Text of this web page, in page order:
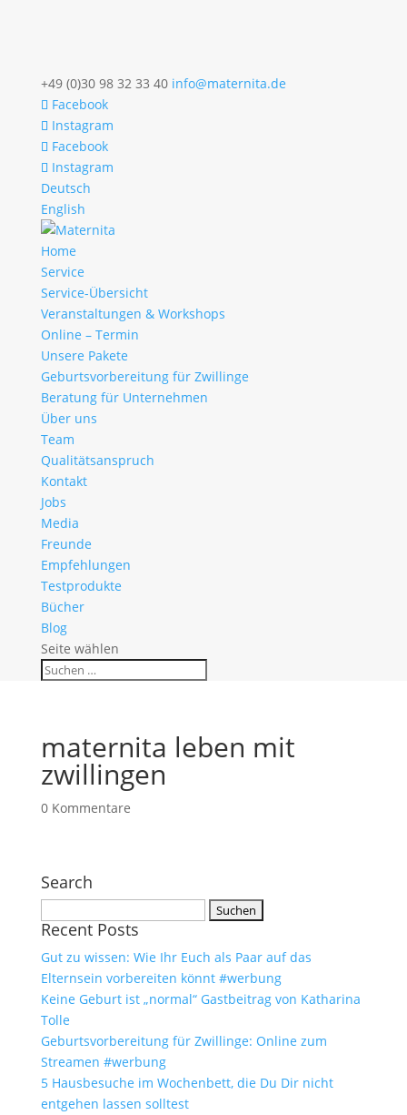
+49 (0)30 98 32 33 40 info@maternita.de
Facebook
Instagram
Facebook
Instagram
Deutsch
English
Home
Service
Service-Übersicht
Veranstaltungen & Workshops
Online – Termin
Unsere Pakete
Geburtsvorbereitung für Zwillinge
Beratung für Unternehmen
Über uns
Team
Qualitätsanspruch
Kontakt
Jobs
Media
Freunde
Empfehlungen
Testprodukte
Bücher
Blog
Seite wählen
maternita leben mit
zwillingen
0 Kommentare
Search
nach:
Recent Posts
Gut zu wissen: Wie Ihr Euch als Paar auf das
Elternsein vorbereiten könnt #werbung
Keine Geburt ist „normal“ Gastbeitrag von Katharina
Tolle
Geburtsvorbereitung für Zwillinge: Online zum
Streamen #werbung
5 Hausbesuche im Wochenbett, die Du Dir nicht
entgehen lassen solltest